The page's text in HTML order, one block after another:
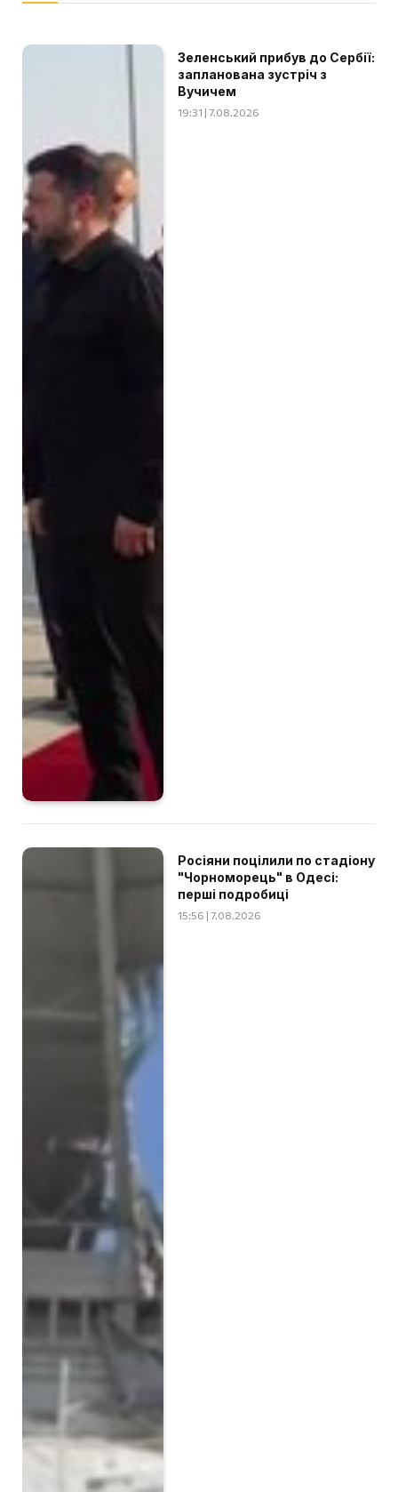
Зеленський прибув до Сербії:
запланована зустріч з
Вучичем
19:31 | 7.08.2026
Росіяни поцілили по стадіону
"Чорноморець" в Одесі:
перші подробиці
15:56 | 7.08.2026